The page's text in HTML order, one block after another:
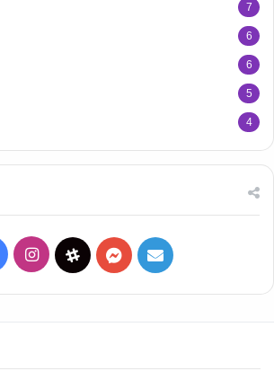
7
6
6
5
4
InstagramThreadsMessenger
Mail